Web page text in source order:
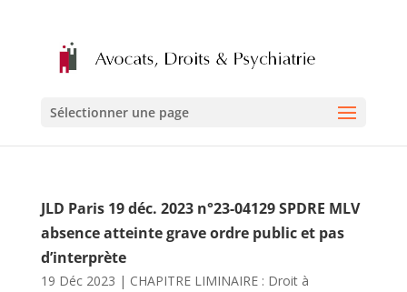
Sélectionner une page
JLD Paris 19 déc. 2023 n°23-04129 SPDRE MLV
absence atteinte grave ordre public et pas
d’interprète
19 Déc 2023 | CHAPITRE LIMINAIRE : Droit à